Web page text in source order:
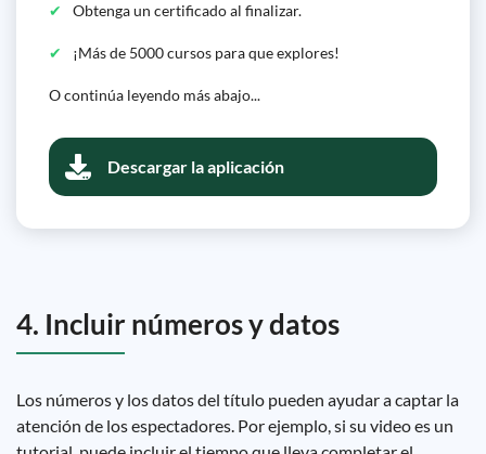
Obtenga un certificado al finalizar.
¡Más de 5000 cursos para que explores!
O continúa leyendo más abajo...
Descargar la aplicación
4. Incluir números y datos
Los números y los datos del título pueden ayudar a captar la
atención de los espectadores. Por ejemplo, si su video es un